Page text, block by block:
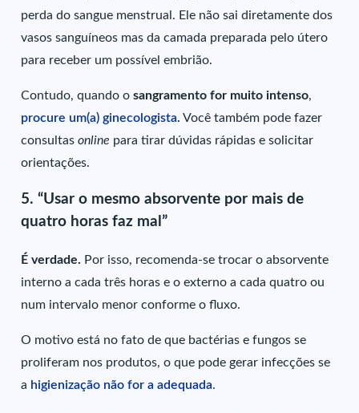
perda do sangue menstrual. Ele não sai diretamente dos
vasos sanguíneos mas da camada preparada pelo útero
para receber um possível embrião.
Contudo, quando osangramento for muito intenso,
procure um(a) ginecologista. Você também pode fazer
consultasonline para tirar dúvidas rápidas e solicitar
orientações.
5.“Usar o mesmo absorvente por mais de
quatro horas faz mal”
É verdade. Por isso, recomenda-se trocar o absorvente
interno a cada três horas e o externo a cada quatro ou
num intervalo menor conforme o fluxo.
O motivo está no fato de que bactérias e fungos se
proliferam nos produtos, o que pode gerar infecções se
a higienização não for a adequada.